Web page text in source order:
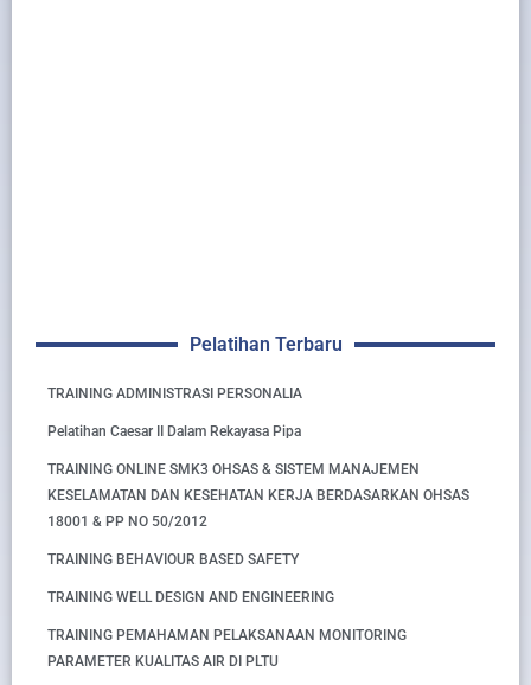
Pelatihan Terbaru
TRAINING ADMINISTRASI PERSONALIA
Pelatihan Caesar II Dalam Rekayasa Pipa
TRAINING ONLINE SMK3 OHSAS & SISTEM MANAJEMEN
KESELAMATAN DAN KESEHATAN KERJA BERDASARKAN OHSAS
18001 & PP NO 50/2012
TRAINING BEHAVIOUR BASED SAFETY
TRAINING WELL DESIGN AND ENGINEERING
TRAINING PEMAHAMAN PELAKSANAAN MONITORING
PARAMETER KUALITAS AIR DI PLTU